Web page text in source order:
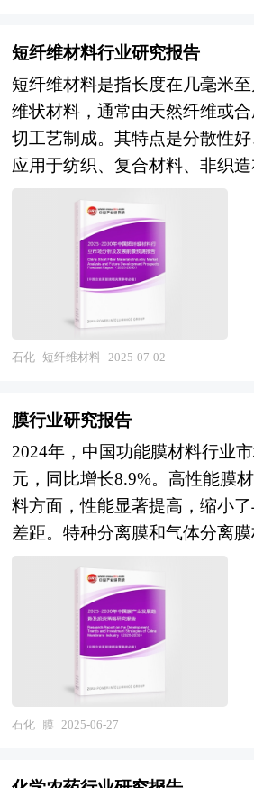
（计划）最多的国家。“十四五”
会发展的重要历史性窗口期，
建设战略目标，向全面实现社会
上启下的关键时期，做好“十四
义重大、影响深远。中研普华产
果作进一步研究，对“十四五”时
问题和难题做深入分析，并从
相关规划的制定和研究工作，
目标和沥青发展方向提供有建
行业发展提供准确的市场分析内
中研普华通过对沥青行业长期
用户等多层面数据和信息资源，
沥青行业研究报告，以专业的
入的了解沥青行业，发现投资
避经营风险，提高管理和运营
是从事沥青行业投资之前，对沥
效果效益程度，提出建设性意
青行业投资决策者和主管机关
以阐述对沥青行业的理论认识
青行业本质及规律性认识的研
告持续提供高价值服务，是企
新发展动向、把握市场机会、做
报告由中研普华咨询公司领衔撰
持续增长和储能需求的不断扩大
磷酸铁锂的性能和应用范围。
的发展有望为磷酸铁锂带来新
随着全球对可持续发展的重视
势将使其在国际市场上的竞争
究咨询报告由中研普华咨询公
周密的市场调研基础上，主要
国家商务部、国家发改委、国
务院发展研究中心、国家海关
中心、中国经济景气监测中心
全国及海外相关报刊杂志的基
行业研究单位等公布和提供的大
展变化等进行了分析，重点分析
行业的发展现状、如何面对行
的发展建议、行业竞争力，以
趋势预测等等。报告还综合了
发展动态，对行业在产品方面提
销商、行业管理部门以及拟进
有重要的参考价值，对于研究
展规律、提高企业的运营效率
大有学术和实践的双重意义。
短纤维材料行业研究报告
短纤维材料是指长度在几毫米
维状材料，通常由天然纤维或
切工艺制成。其特点是分散性
应用于纺织、复合材料、非织
料行业正迎来新的发展机遇。
维因环保属性受到市场青睐；
纤维在汽车轻量化、电子封装
续增长。未来，随着智能制造
短纤维材料将向功能化、绿色
3D打印、柔性电子等创新应用
处的行业形势，为您提供详尽的
研究体系，一整套的产业研究
领先地位，是目前国内覆盖面
入、数据资源最为强大的行业
充分体现了中研普华所特有的
景和专家智力资源的优势，以
行业为主线，全面整合行业、
信息源。依据权威数据和科学
领域上突出全方位特色，着重
格局和政策环境，帮助客户评
确把握行业发展趋势，寻找最
具有相当的预见性和权威性，是
石化 短纤维材料 2025-07-02
膜行业研究报告
2024年，中国功能膜材料行业
元，同比增长8.9%。高性能膜
料方面，性能显著提高，缩小
差距。特种分离膜和气体分离
聚酰胺分离膜形成过程的机理
扩散行为精准调控脱盐纳微结构
拓展：膜技术在海水淡化、工
来水提质改造等领域发挥着重要
料如纳米材料、石墨烯等的研
的抗污染、抗氧化、抗压性能，
艺改进创新，如渗透蒸发技术可
石化 膜 2025-06-27